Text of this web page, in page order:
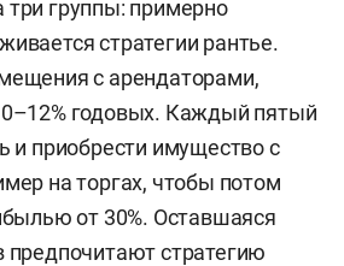
группы: примерно
стратегии рантье.
с арендаторами,
годовых. Каждый пятый
и приобрести имущество с
на торгах, чтобы потом
от 30%. Оставшаяся
предпочитают стратегию